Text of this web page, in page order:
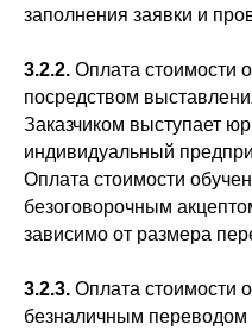
заполнения заявки и
3.2.2. Оплата стоимости
посредством
Заказчиком выступает
индивидуальный
Оплата стоимости
безоговорочным
зависимо от размера
3.2.3. Оплата стоимости
безналичным переводом